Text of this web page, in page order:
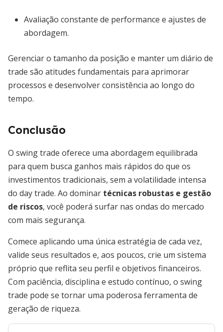
Avaliação constante de performance e ajustes de
abordagem.
Gerenciar o tamanho da posição e manter um diário de
trade são atitudes fundamentais para aprimorar
processos e desenvolver consistência ao longo do
tempo.
Conclusão
O swing trade oferece uma abordagem equilibrada
para quem busca ganhos mais rápidos do que os
investimentos tradicionais, sem a volatilidade intensa
do day trade. Ao dominar técnicas robustas e gestão
de riscos, você poderá surfar nas ondas do mercado
com mais segurança.
Comece aplicando uma única estratégia de cada vez,
valide seus resultados e, aos poucos, crie um sistema
próprio que reflita seu perfil e objetivos financeiros.
Com paciência, disciplina e estudo contínuo, o swing
trade pode se tornar uma poderosa ferramenta de
geração de riqueza.